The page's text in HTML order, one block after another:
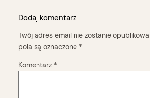
Dodaj komentarz
Twój adres email nie zostanie
pola są oznaczone *
Komentarz *